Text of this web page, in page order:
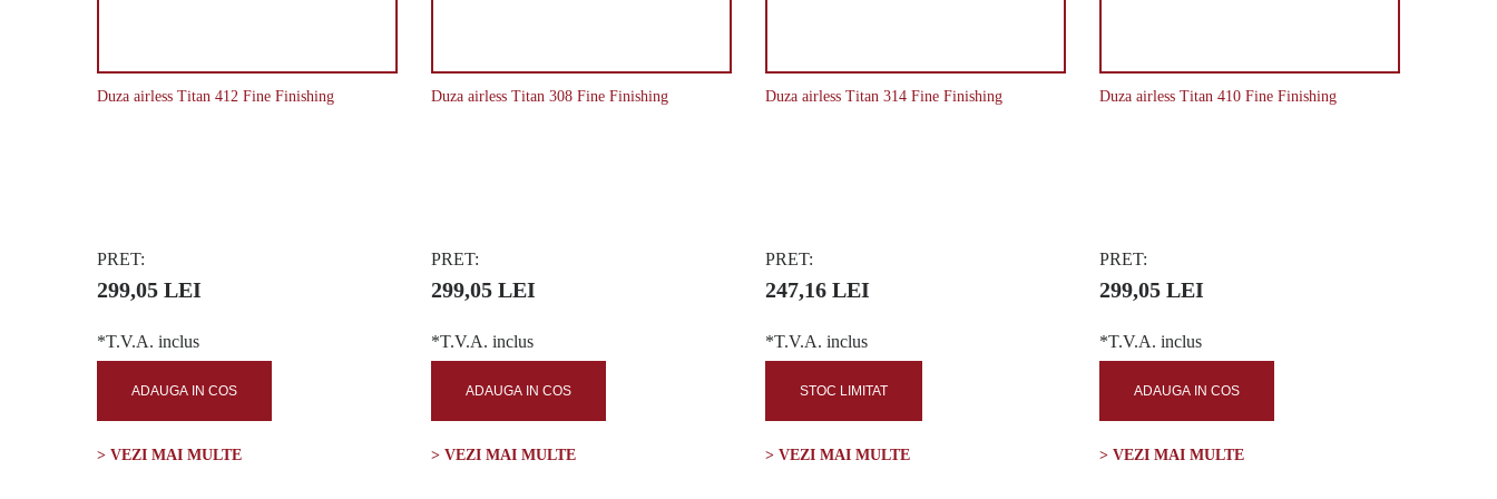
Duza airless Titan 412 Fine Finishing
PRET:
299,05 LEI
*T.V.A. inclus
ADAUGA IN COS
> VEZI MAI MULTE
Duza airless Titan 308 Fine Finishing
PRET:
299,05 LEI
*T.V.A. inclus
ADAUGA IN COS
> VEZI MAI MULTE
Duza airless Titan 314 Fine Finishing
PRET:
247,16 LEI
*T.V.A. inclus
STOC LIMITAT
> VEZI MAI MULTE
Duza airless Titan 410 Fine Finishing
PRET:
299,05 LEI
*T.V.A. inclus
ADAUGA IN COS
> VEZI MAI MULTE